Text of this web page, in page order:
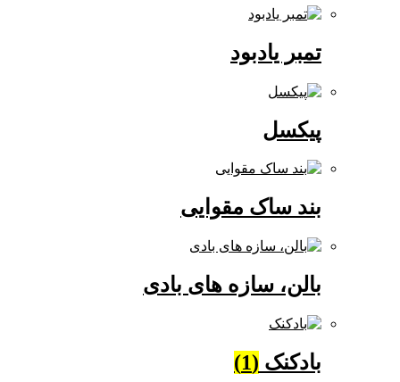
تمبر یادبود
بند ساک مقوایی
بالن، سازه های بادی